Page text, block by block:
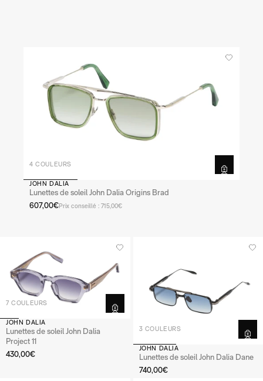
4 COULEURS
JOHN DALIA
Lunettes de soleil John Dalia Origins Brad
607,00€Prix conseillé : 715,00€
7 COULEURS
JOHN DALIA
Lunettes de soleil John Dalia
Project 11
430,00€
3 COULEURS
JOHN DALIA
Lunettes de soleil John Dalia Dane
740,00€